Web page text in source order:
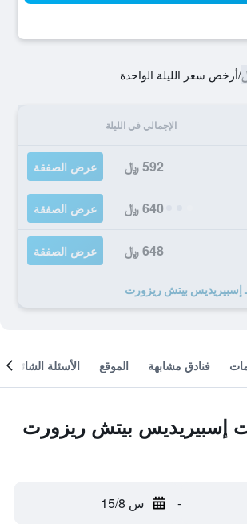
/أرخص سعر الليلة الواحدة
الإجمالي في الليلة
592 ﷼ عرض الصفقة
640 ﷼ عرض الصفقة
648 ﷼ عرض الصفقة
فنادق مشابهة الموقع الأسئلة الشائعة
إسبيريديس بيتش ريزورت
- س 15/8